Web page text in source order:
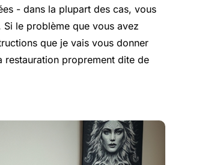
- dans la plupart des cas, vous
le problème que vous avez
que je vais vous donner
restauration proprement dite de